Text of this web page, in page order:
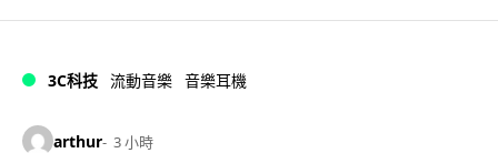
3C科技 流動音樂 音樂耳機
arthur 3 小時